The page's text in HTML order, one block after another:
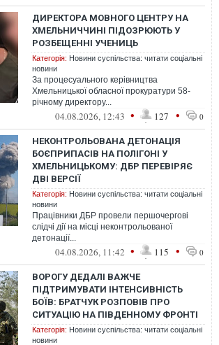
ДИРЕКТОРА МОВНОГО ЦЕНТРУ НА
ХМЕЛЬНИЧЧИНІ ПІДОЗРЮЮТЬ У
РОЗБЕЩЕННІ УЧЕНИЦЬ
Категорія: Новини суспільства: читати соціальні
новини
За процесуального керівництва
Хмельницької обласної прокуратури 58-
річному директору...
04.08.2026, 12:43 • 127 • 0
НЕКОНТРОЛЬОВАНА ДЕТОНАЦІЯ
БОЄПРИПАСІВ НА ПОЛІГОНІ У
ХМЕЛЬНИЦЬКОМУ: ДБР ПЕРЕВІРЯЄ
ДВІ ВЕРСІЇ
Категорія: Новини суспільства: читати соціальні
новини
Працівники ДБР провели першочергові
слідчі дії на місці неконтрольованої
детонації...
04.08.2026, 11:42 • 115 • 0
ВОРОГУ ДЕДАЛІ ВАЖЧЕ
ПІДТРИМУВАТИ ІНТЕНСИВНІСТЬ
БОЇВ: БРАТЧУК РОЗПОВІВ ПРО
СИТУАЦІЮ НА ПІВДЕННОМУ ФРОНТІ
Категорія: Новини суспільства: читати соціальні
новини